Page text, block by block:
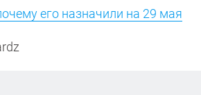
его назначили на 29 мая